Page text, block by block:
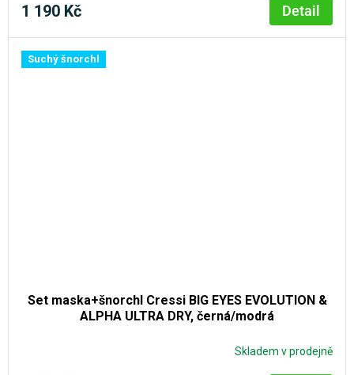
1 190 Kč Detail
Suchý šnorchl
Set maska+šnorchl Cressi BIG EYES EVOLUTION &
ALPHA ULTRA DRY, černá/modrá
Skladem v prodejně